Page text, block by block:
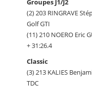
Groupes J1/J2
(2) 203 RINGRAVE
Golf GTI
(11) 210 NOERO Eric
+ 31:26.4
Classic
(3) 213 KALIES
TDC